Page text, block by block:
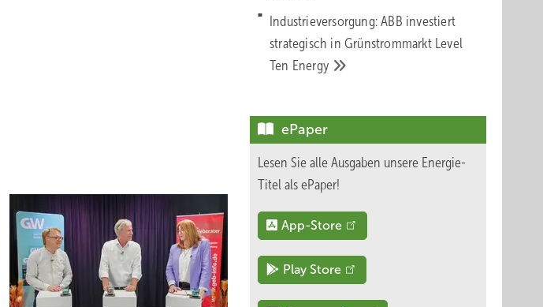
Industrieversorgung: ABB investiert
strategisch in Grünstrommarkt Level
Ten Energy
ePaper
Lesen Sie alle Ausgaben unsere Energie-
Titel als ePaper!
App-Store
Play Store